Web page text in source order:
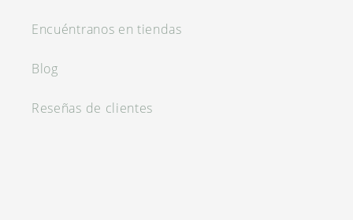
Encuéntranos en tiendas
Blog
Reseñas de clientes